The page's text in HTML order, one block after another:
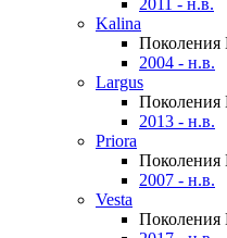
2011 - н.в.
Kalina
Поколения
2004 - н.в.
Largus
Поколения
2013 - н.в.
Priora
Поколения
2007 - н.в.
Vesta
Поколения